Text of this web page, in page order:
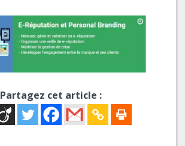
Partagez cet article :